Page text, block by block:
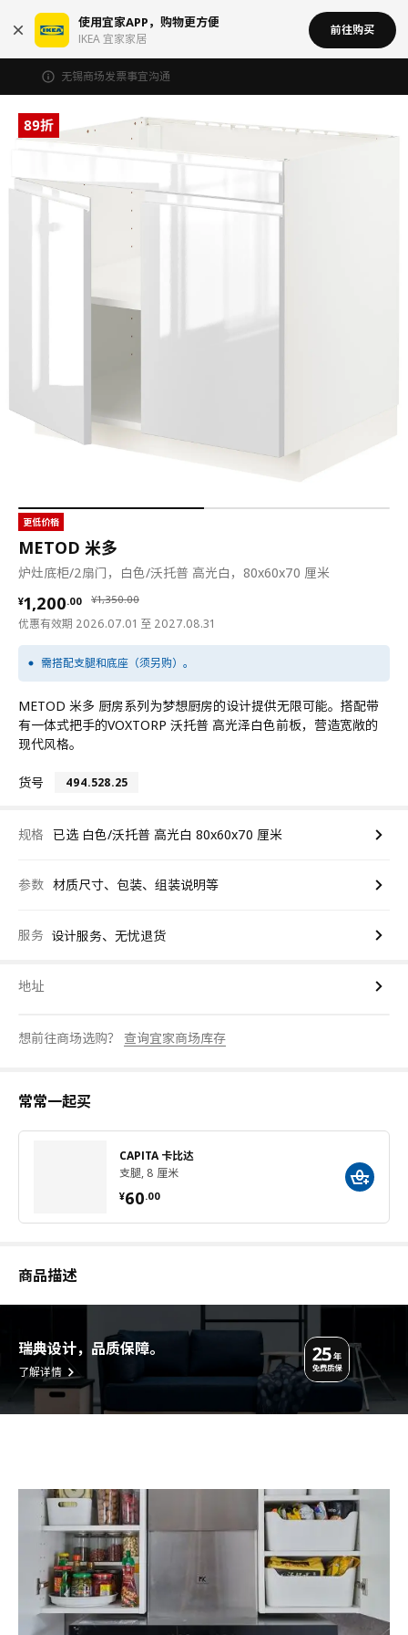
使用宜家APP，购物更方便
IKEA 宜家家居
前往购买
无锡商场发票事宜沟通
更低价格
METOD 米多
炉灶底柜/2扇门，白色/沃托普 高光白，80x60x70 厘米
¥1,350.00
¥ 1350.00
¥1,200.00
¥ 1200.00
优惠有效期 2026.07.01 至 2027.08.31
需搭配支腿和底座（须另购）。
METOD 米多 厨房系列为梦想厨房的设计提供无限可能。搭配带
有一体式把手的VOXTORP 沃托普 高光泽白色前板，营造宽敞的
现代风格。
货号 494.528.25
规格 已选 白色/沃托普 高光白 80x60x70 厘米
参数 材质尺寸、包装、组装说明等
服务 设计服务、无忧退货
地址
想前往商场选购？ 查询宜家商场库存
常常一起买
CAPITA 卡比达
支腿, 8 厘米
¥60.00
¥ 60.00
商品描述
瑞典设计，品质保障。
了解详情